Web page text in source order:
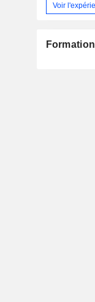
Voir